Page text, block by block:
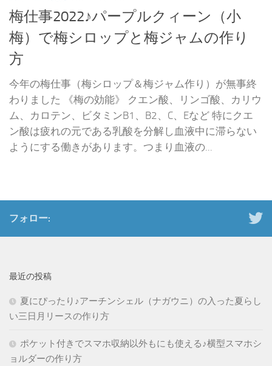
梅仕事2022♪パープルクィーン（小
梅）で梅シロップと梅ジャムの作り
方
今年の梅仕事（梅シロップ＆梅ジャム作り）が無事終
わりました 《梅の効能》 クエン酸、リンゴ酸、カリウ
ム、カロテン、ビタミンB1、B2、C、Eなど 特にクエ
ン酸は疲れの元である乳酸を分解し血液中に滞らない
ようにする働きがあります。つまり血液の...
フォロー:
最近の投稿
夏にぴったり♪アーチンシェル（ナガウニ）の入った夏らし
い三日月リースの作り方
ポケット付きでスマホ収納以外もにも使える♪横型スマホシ
ョルダーの作り方